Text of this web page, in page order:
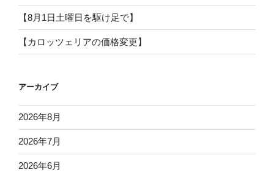
【8月1日土曜日を駆け足で】
【カロッツェリアの価格変更】
アーカイブ
2026年8月
2026年7月
2026年6月